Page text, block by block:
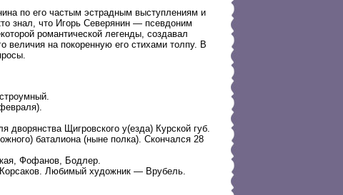
по его частым эстрадным выступлениям и
знал, что Игорь Северянин — псевдоним
романтической легенды, создавал
величия на покоренную его стихами толпу. В
Щигровского у(езда) Курской губ.
баталиона (ныне полка). Скончался 28
Фофанов, Бодлер.
Любимый художник — Врубель.